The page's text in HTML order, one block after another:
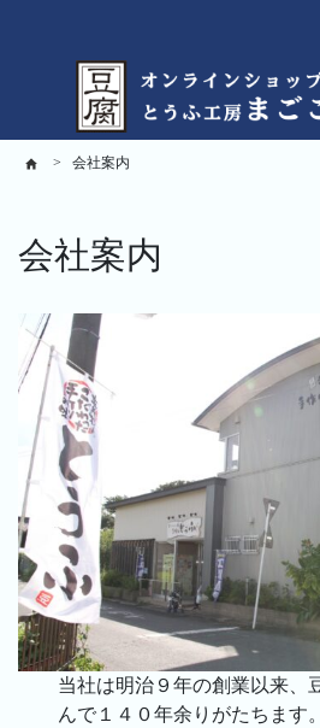
会社案内
会社案内
当社は明治９年の創業以来、
んで１４０年余りがたちます。